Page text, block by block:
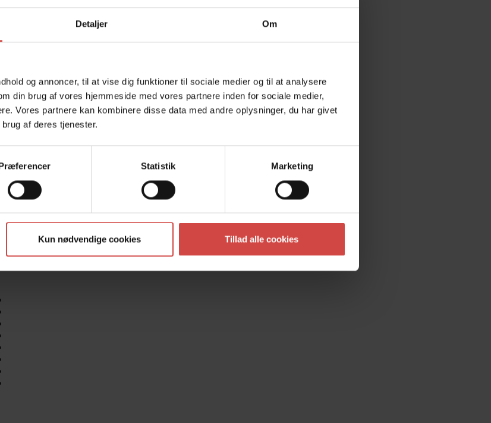
Detaljer Om
og annoncer, til at vise dig funktioner til sociale medier og til at analysere
din brug af vores hjemmeside med vores partnere inden for sociale medier,
Vores partnere kan kombinere disse data med andre oplysninger, du har givet
af deres tjenester.
Statistik Marketing
Kun nødvendige cookies Tillad alle cookies
os
Dania Regnskab ApS
Rådhuspladsen 16, M
Danmark
CVR: 41798459
+45 70272713